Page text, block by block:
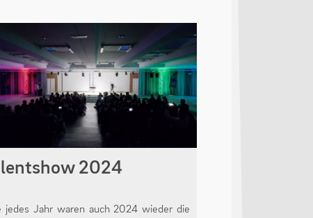
2024
jedes Jahr waren auch 2024 wieder die